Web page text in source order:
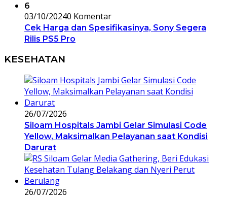
6
03/10/20240 Komentar
Cek Harga dan Spesifikasinya, Sony Segera
Rilis PS5 Pro
KESEHATAN
26/07/2026
Siloam Hospitals Jambi Gelar Simulasi Code
Yellow, Maksimalkan Pelayanan saat Kondisi
Darurat
26/07/2026